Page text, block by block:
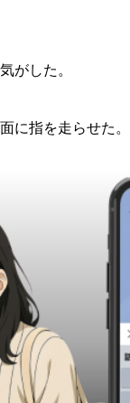
がした。
に指を走らせた。